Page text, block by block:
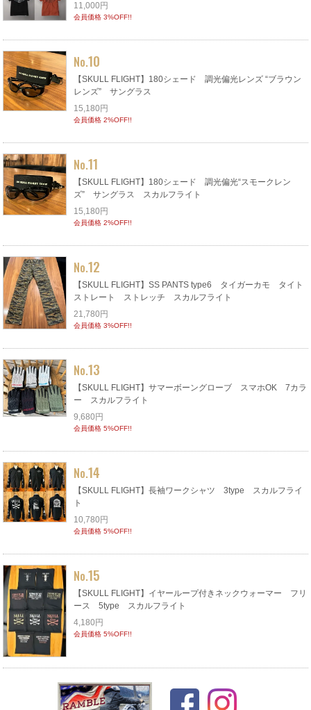
11,000円
会員価格 3%OFF!!
No.10
【SKULL FLIGHT】180シェード 調光偏光レンズ “ブラウン
レンズ” サングラス
15,180円
会員価格 2%OFF!!
No.11
【SKULL FLIGHT】180シェード 調光偏光“スモークレン
ズ” サングラス スカルフライト
15,180円
会員価格 2%OFF!!
No.12
【SKULL FLIGHT】SS PANTS type6 タイガーカモ タイト
ストレート ストレッチ スカルフライト
21,780円
会員価格 3%OFF!!
No.13
【SKULL FLIGHT】サマーボーングローブ スマホOK 7カラ
ー スカルフライト
9,680円
会員価格 5%OFF!!
No.14
【SKULL FLIGHT】長袖ワークシャツ 3type スカルフライ
ト
10,780円
会員価格 5%OFF!!
No.15
【SKULL FLIGHT】イヤーループ付きネックウォーマー フリ
ース 5type スカルフライト
4,180円
会員価格 5%OFF!!